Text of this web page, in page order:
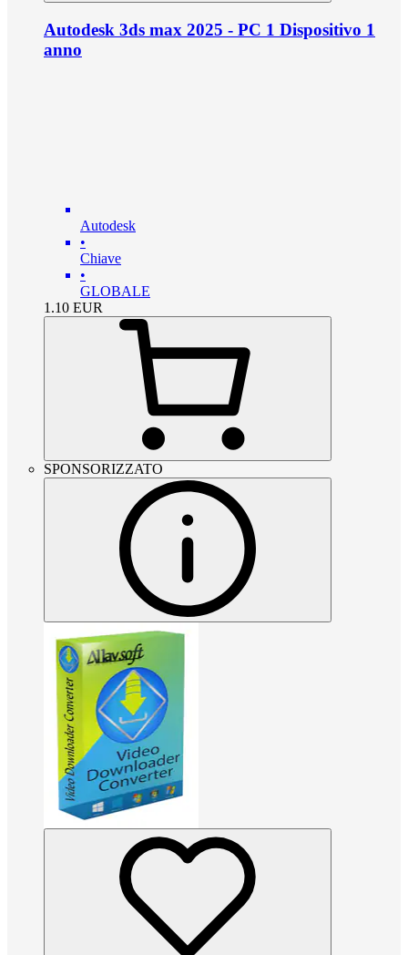
Autodesk 3ds max 2025 - PC 1 Dispositivo 1
anno
Autodesk
•
Chiave
•
GLOBALE
1.10 EUR
SPONSORIZZATO